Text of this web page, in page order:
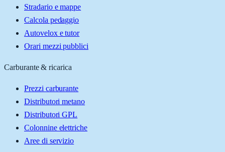
Stradario e mappe
Calcola pedaggio
Autovelox e tutor
Orari mezzi pubblici
Carburante & ricarica
Prezzi carburante
Distributori metano
Distributori GPL
Colonnine elettriche
Aree di servizio